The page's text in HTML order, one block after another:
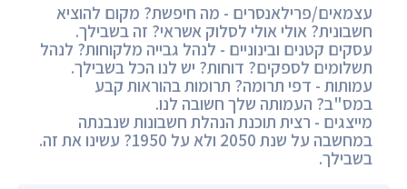
עצמאים/פרילאנסרים - מה חיפשת? מקום להוציא
חשבונית? אולי אולי לסלוק אשראי? זה בשבילך.
עסקים קטנים ובינוניים - לנהל גבייה מלקוחות? לנהל
תשלומים לספקים? דוחות? יש לנו הכל בשבילך.
עמותות - דפי תרומה? תרומות בהוראות קבע
במס"ב? העמותה שלך חשובה לנו.
מייצגים - רצית תוכנת הנהלת חשבונות שנבנתה
במחשבה על שנת 2050 ולא על 1950? עשינו את זה.
בשבילך.